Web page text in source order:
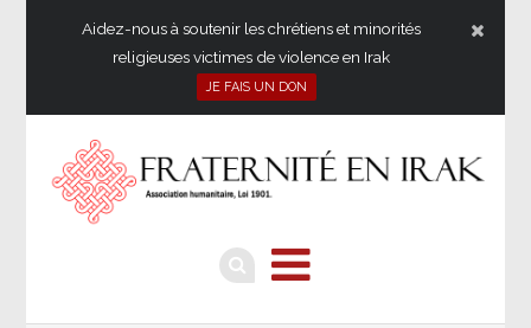
Aidez-nous à soutenir les chrétiens et minorités
religieuses victimes de violence en Irak
JE FAIS UN DON